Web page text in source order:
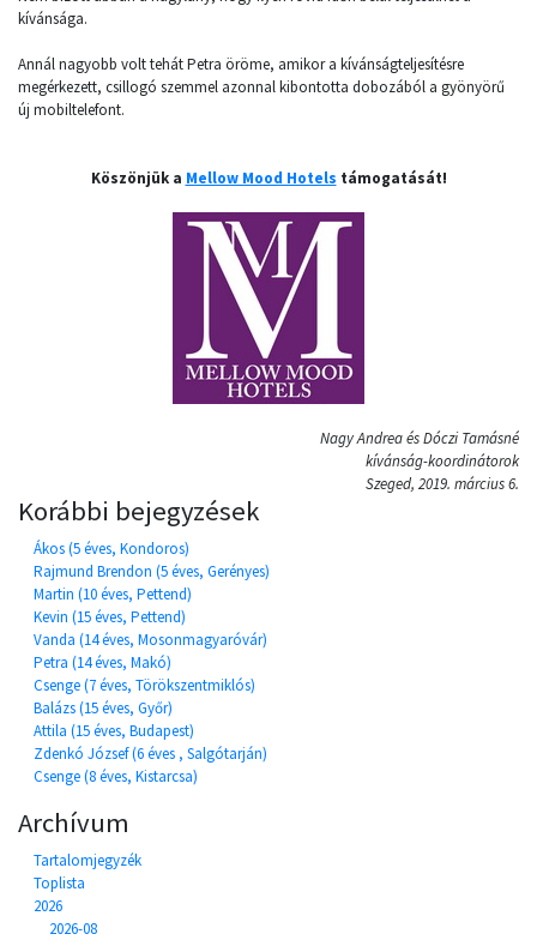
kívánsága.
Annál nagyobb volt tehát Petra öröme, amikor a kívánságteljesítésre
megérkezett, csillogó szemmel azonnal kibontotta dobozából a gyönyörű
új mobiltelefont.
Köszönjük a Mellow Mood Hotels támogatását!
Nagy Andrea és Dóczi Tamásné
kívánság-koordinátorok
Szeged, 2019. március 6.
Korábbi bejegyzések
Ákos (5 éves, Kondoros)
Rajmund Brendon (5 éves, Gerényes)
Martin (10 éves, Pettend)
Kevin (15 éves, Pettend)
Vanda (14 éves, Mosonmagyaróvár)
Petra (14 éves, Makó)
Csenge (7 éves, Törökszentmiklós)
Balázs (15 éves, Győr)
Attila (15 éves, Budapest)
Zdenkó József (6 éves , Salgótarján)
Csenge (8 éves, Kistarcsa)
Archívum
Tartalomjegyzék
Toplista
2026
2026-08